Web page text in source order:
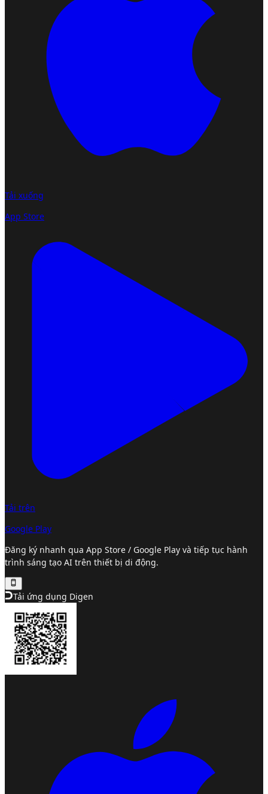
Tải xuống
App Store
Tải trên
Google Play
Đăng ký nhanh qua App Store / Google Play và tiếp tục hành
trình sáng tạo AI trên thiết bị di động.
Tải ứng dụng Digen